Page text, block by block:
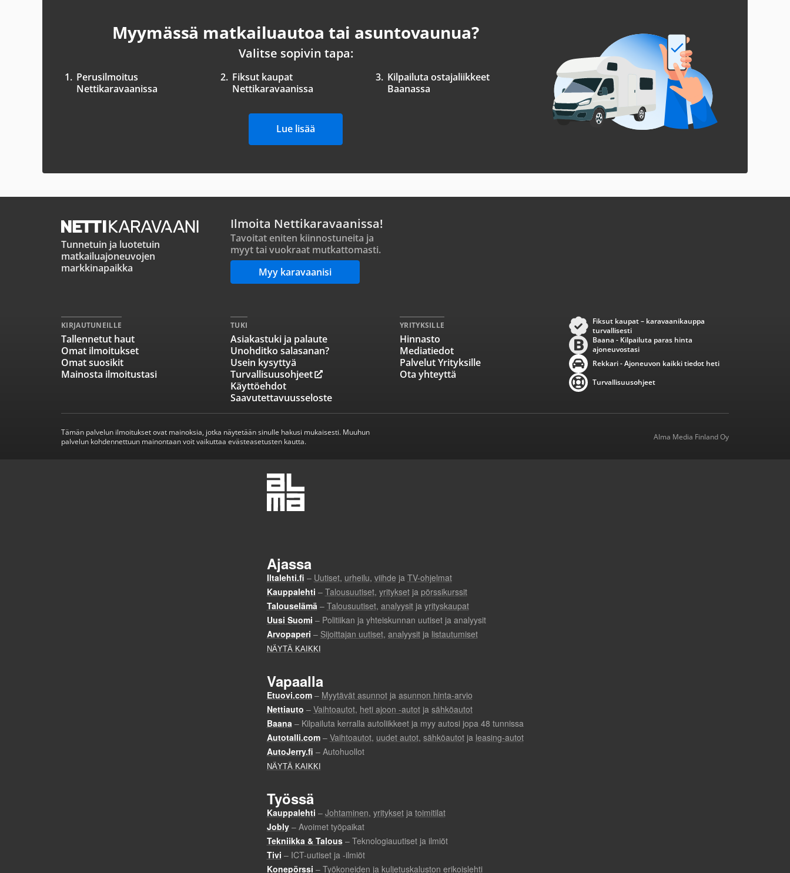
Myymässä matkailuautoa tai asuntovaunua?
Valitse sopivin tapa:
1. Perusilmoitus
Nettikaravaanissa
2. Fiksut kaupat
Nettikaravaanissa
3. Kilpailuta ostajaliikkeet
Baanassa
Lue lisää
Tunnetuin ja luotetuin
matkailuajoneuvojen
markkinapaikka
Ilmoita Nettikaravaanissa!
Tavoitat eniten kiinnostuneita ja
myyt tai vuokraat mutkattomasti.
Myy karavaanisi
KIRJAUTUNEILLE
Tallennetut haut
Omat ilmoitukset
Omat suosikit
Mainosta ilmoitustasi
TUKI
Asiakastuki ja palaute
Unohditko salasanan?
Usein kysyttyä
Turvallisuusohjeet
Käyttöehdot
Saavutettavuusseloste
YRITYKSILLE
Hinnasto
Mediatiedot
Palvelut Yrityksille
Ota yhteyttä
Fiksut kaupat – karavaanikauppa
turvallisesti
Baana - Kilpailuta paras hinta
ajoneuvostasi
Rekkari - Ajoneuvon kaikki tiedot heti
Turvallisuusohjeet
Tämän palvelun ilmoitukset ovat mainoksia, jotka näytetään sinulle hakusi mukaisesti. Muuhun
palvelun kohdennettuun mainontaan voit vaikuttaa evästeasetusten kautta.
Alma Media Finland Oy